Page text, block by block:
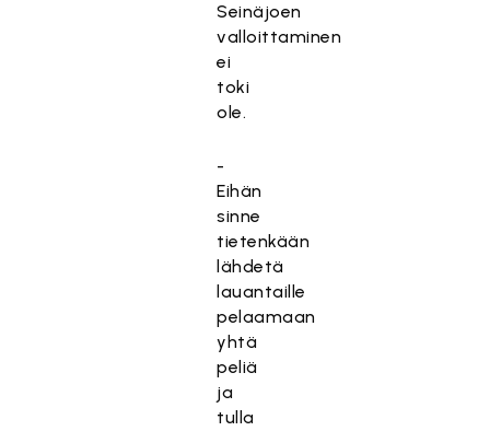
Seinäjoen
valloittaminen
ei
toki
ole.
-
Eihän
sinne
tietenkään
lähdetä
lauantaille
pelaamaan
yhtä
peliä
ja
tulla